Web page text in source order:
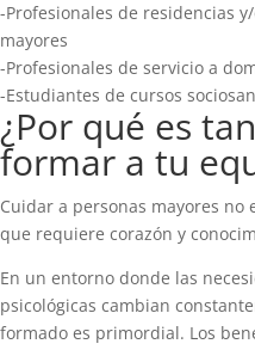
-Profesionales de residencias
mayores
-Profesionales de servicio a
-Estudiantes de cursos
¿Por qué es
formar a tu
Cuidar a personas mayores no
que requiere corazón y
En un entorno donde las
psicológicas cambian
formado es primordial. Los